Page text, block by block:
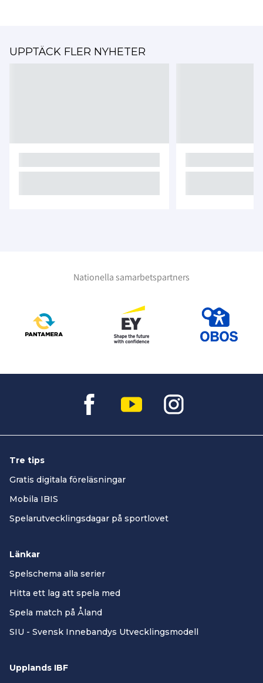
UPPTÄCK FLER NYHETER
Nationella samarbetspartners
Tre tips
Gratis digitala föreläsningar
Mobila IBIS
Spelarutvecklingsdagar på sportlovet
Länkar
Spelschema alla serier
Hitta ett lag att spela med
Spela match på Åland
SIU - Svensk Innebandys Utvecklingsmodell
Upplands IBF